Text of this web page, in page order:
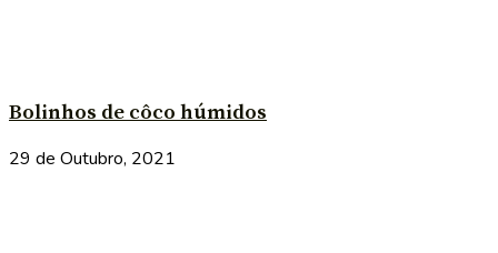
Bolinhos de côco húmidos
29 de Outubro, 2021